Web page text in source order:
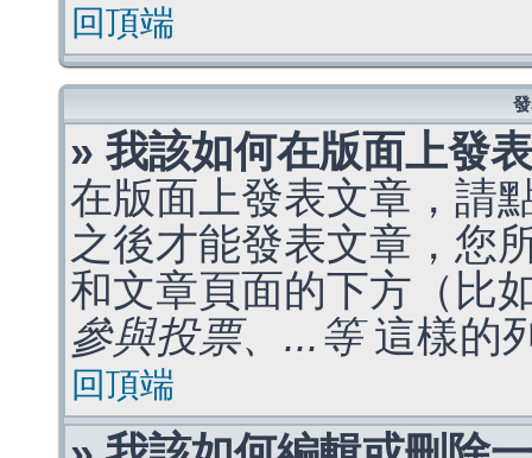
回頂端
» 我該如何在版面上發
在版面上發表文章，請
之後才能發表文章，您
和文章頁面的下方（比
參與投票、...等這樣的
回頂端